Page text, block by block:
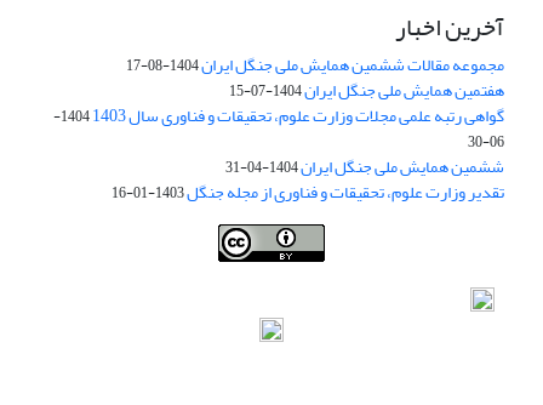
آخرین اخبار
مجموعه مقالات ششمین همایش ملی جنگل ایران1404-08-17
هفتمین همایش ملی جنگل ایران1404-07-15
گواهی رتبه علمی مجلات وزارت علوم، تحقیقات و فناوری سال 1403
1404-
06-30
ششمین همایش ملی جنگل ایران1404-04-31
تقدیر وزارت علوم، تحقیقات و فناوری از مجله جنگل1403-01-16